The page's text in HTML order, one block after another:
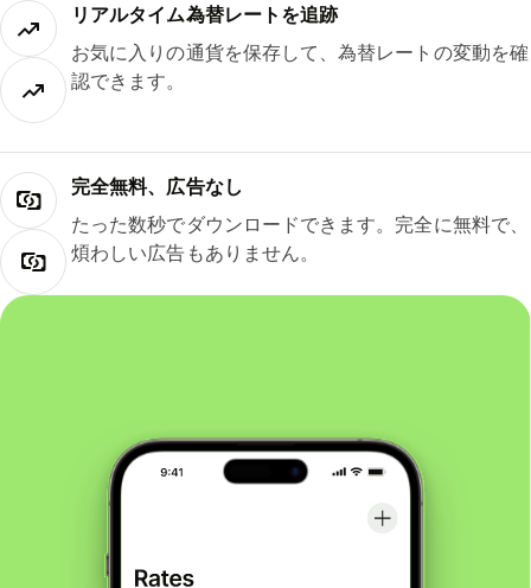
リアルタイム為替レートを追跡
お気に入りの通貨を保存して、為替レートの変動を確
認できます。
完全無料、広告なし
たった数秒でダウンロードできます。完全に無料で、
煩わしい広告もありません。